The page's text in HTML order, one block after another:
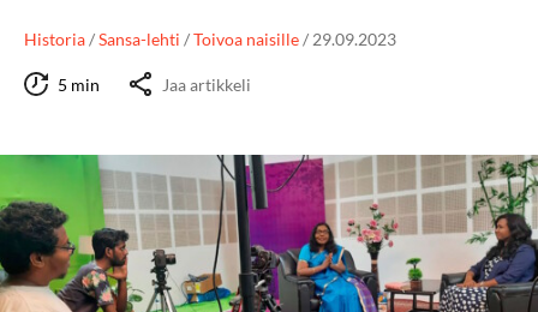
Historia/Sansa-lehti /Toivoa naisille/ 29.09.2023
5 min Jaa artikkeli